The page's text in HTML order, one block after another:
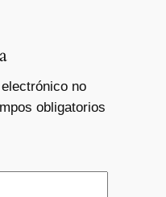
no
obligatorios